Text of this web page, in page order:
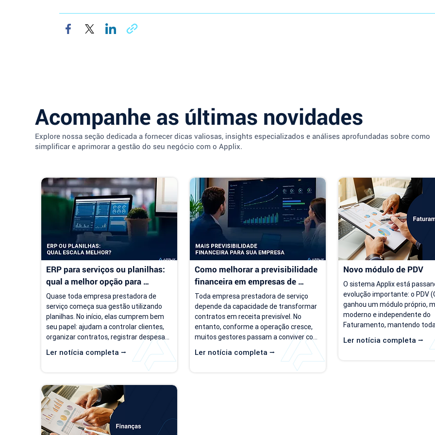
Acompanhe as últimas novidades
Explore nossa seção dedicada a fornecer dicas valiosas, insights especializados e análises aprofundadas sobre como
simplificar e aprimorar a gestão do seu negócio com o Applix.
ERP para serviços ou planilhas:
qual a melhor opção para
empresas de serviço?
Ler notícia completa ⭢
Quase toda empresa prestadora de
serviço começa sua gestão utilizando
planilhas. No início, elas cumprem bem
seu papel: ajudam a controlar clientes,
organizar contratos, registrar despesas
e acompanhar o faturamento. O
problema é que a empresa evolui, mas o
modelo de gestão muitas vezes
carteira de clientes, novos contratos,
cobranças recorrentes e processos
financeiros mais complexos, aquilo que
antes era simples passa a consumir
tempo, gerar retrabalho e...
Como melhorar a previsibilidade
financeira em empresas de
serviço
Ler notícia completa ⭢
Toda empresa prestadora de serviço
depende da capacidade de transformar
contratos em receita previsível. No
entanto, conforme a operação cresce,
muitos gestores passam a conviver com
um cenário de incerteza. Existe carteira
de clientes, há contratos ativos e novos
negócios acontecendo, mas responder
Novo módulo de PDV
Ler notícia completa ⭢
O sistema Applix está
evolução importante: o PDV
ganhou um módulo próprio,
moderno e independente do
Faturamento, mantendo
partir de 15/07/26, as duas